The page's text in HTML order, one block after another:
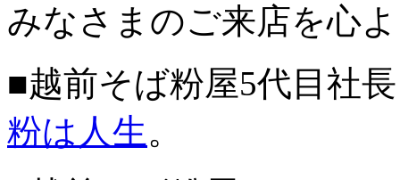
みなさまのご来店を心
■越前そば粉屋5代目社
粉は人生。